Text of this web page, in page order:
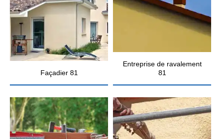
Façadier 81
Entreprise de ravalement
81